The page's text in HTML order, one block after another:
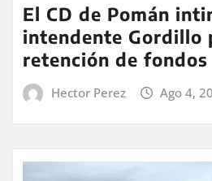
El CD de Pomán
intendente Gordillo
retención de fondos
Hector Perez Ago 4,